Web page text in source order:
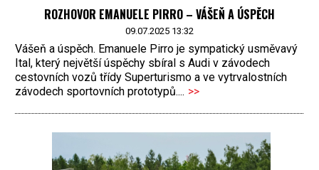
ROZHOVOR EMANUELE PIRRO – VÁŠEŇ A ÚSPĚCH
09.07.2025 13:32
Vášeň a úspěch. Emanuele Pirro je sympatický usměvavý
Ital, který největší úspěchy sbíral s Audi v závodech
cestovních vozů třídy Superturismo a ve vytrvalostních
závodech sportovních prototypů.... >>